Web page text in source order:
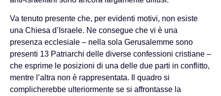
Va tenuto presente che, per evidenti motivi, non esiste
una Chiesa d’Israele. Ne consegue che vi è una
presenza ecclesiale – nella sola Gerusalemme sono
presenti 13 Patriarchi delle diverse confessioni cristiane –
che esprime le posizioni di una delle due parti in conflitto,
mentre l’altra non è rappresentata. Il quadro si
complicherebbe ulteriormente se si affrontasse la